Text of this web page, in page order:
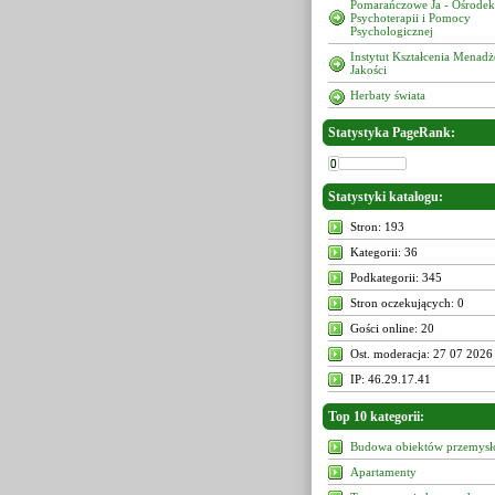
Pomarańczowe Ja - Ośrodek
Psychoterapii i Pomocy
Psychologicznej
Instytut Kształcenia
Jakości
Herbaty świata
Statystyka PageRank:
Statystyki katalogu:
Stron: 193
Kategorii: 36
Podkategorii: 345
Stron oczekujących: 0
Gości online: 20
Ost. moderacja: 27 07 2026
IP: 46.29.17.41
Top 10 kategorii:
Budowa obiektów
Apartamenty